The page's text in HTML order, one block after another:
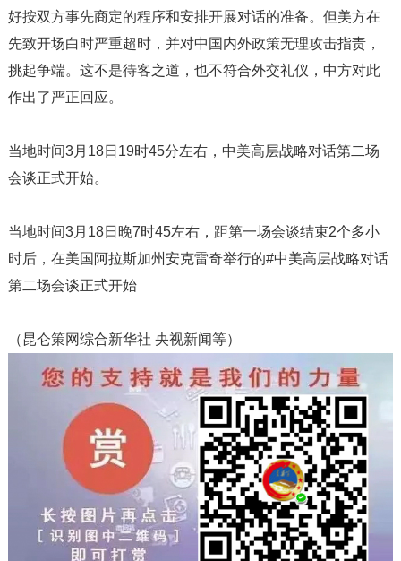
好按双方事先商定的程序和安排开展对话的准备。但美方在
先致开场白时严重超时，并对中国内外政策无理攻击指责，
挑起争端。这不是待客之道，也不符合外交礼仪，中方对此
作出了严正回应。
当地时间3月 18日 19时45分左右，中美高层战略对话第二场
会谈正式开始。
当地时间3月 18日晚7时45左右，距第一场会谈结束2个多小
时后，在美国阿拉斯加州安克雷奇举行的#中美高层战略对话
第二场会谈正式开始
（昆仑策网综合新华社 央视新闻等）